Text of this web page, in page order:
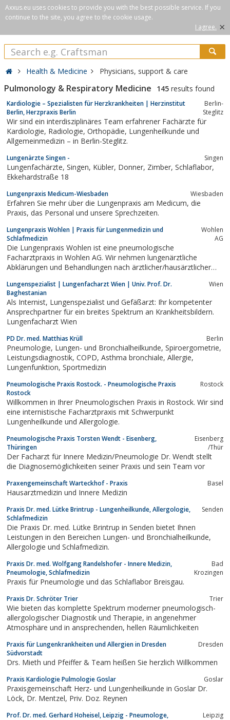
Axxus.eu uses cookies to provide you with the best possible service. If you
continue to the site, you agree to the cookie usage.
I agree. ×
Health & Medicine Physicians, support & care
Pulmonology & Respiratory Medicine 145 results found
Kardiologie – Spezialisten für Herzkrankheiten | Herzinstitut
Berlin, Herzpraxis Berlin
Berlin-
Steglitz
Wir sind ein interdisziplinäres Team erfahrener Fachärzte für
Kardiologie, Radiologie, Orthopädie, Lungenheilkunde und
Allgemeinmedizin – in Berlin-Steglitz.
Lungenärzte Singen - Singen
Lungenfachärzte, Singen, Kübler, Donner, Zimber, Schlaflabor,
Ekkehardstraße 18
Lungenpraxis Medicum-Wiesbaden Wiesbaden
Erfahren Sie mehr über die Lungenpraxis am Medicum, die
Praxis, das Personal und unsere Sprechzeiten.
Lungenpraxis Wohlen | Praxis für Lungenmedizin und
Schlafmedizin
Wohlen
AG
Die Lungenpraxis Wohlen ist eine pneumologische
Facharztpraxis in Wohlen AG. Wir nehmen lungenärztliche
Abklärungen und Behandlungen nach ärztlicher/hausärztlicher
Lungenspezialist | Lungenfacharzt Wien | Univ. Prof. Dr.
Baghestanian
Wien
Als Internist, Lungenspezialist und Gefäßarzt: Ihr kompetenter
Ansprechpartner für ein breites Spektrum an Krankheitsbildern.
Lungenfacharzt Wien
PD Dr. med. Matthias Krüll Berlin
Pneumologie, Lungen- und Bronchialheilkunde, Spiroergometrie,
Leistungsdiagnostik, COPD, Asthma bronchiale, Allergie,
Lungenfunktion, Sportmedizin
Pneumologische Praxis Rostock. - Pneumologische Praxis
Rostock
Rostock
Willkommen in Ihrer Pneumologischen Praxis in Rostock. Wir sind
eine internistische Facharztpraxis mit Schwerpunkt
Lungenheilkunde und Allergologie.
Pneumologische Praxis Torsten Wendt - Eisenberg,
Thüringen
Eisenberg
/Thür
Der Facharzt für Innere Medizin/Pneumologie Dr. Wendt stellt
die Diagnosemöglichkeiten seiner Praxis und sein Team vor
Praxengemeinschaft Warteckhof - Praxis Basel
Hausarztmedizin und Innere Medizin
Praxis Dr. med. Lütke Brintrup - Lungenheilkunde, Allergologie,
Schlafmedizin
Senden
Die Praxis Dr. med. Lütke Brintrup in Senden bietet Ihnen
Leistungen in den Bereichen Lungen- und Bronchialheilkunde,
Allergologie und Schlafmedizin.
Praxis Dr. med. Wolfgang Randelshofer - Innere Medizin,
Pneumologie, Schlafmedizin
Bad
Krozingen
Praxis für Pneumologie und das Schlaflabor Breisgau.
Praxis Dr. Schröter Trier Trier
Wie bieten das komplette Spektrum moderner pneumologisch-
allergologischer Diagnostik und Therapie, in angenehmer
Atmosphäre und in ansprechenden, hellen Räumlichkeiten
Praxis für Lungenkrankheiten und Allergien in Dresden
Südvorstadt
Dresden
Drs. Mieth und Pfeiffer & Team heißen Sie herzlich Willkommen
Praxis Kardiologie Pulmologie Goslar Goslar
Praxisgemeinschaft Herz- und Lungenheilkunde in Goslar Dr.
Löck, Dr. Mentzel, Priv. Doz. Reynen
Prof. Dr. med. Gerhard Hoheisel, Leipzig - Pneumologe,
Leipzig